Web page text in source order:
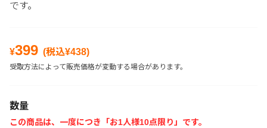
です。
¥399 (税込¥438)
受取方法によって販売価格が変動する場合があります。
数量
この商品は、一度につき「お1人様10点限り」です。